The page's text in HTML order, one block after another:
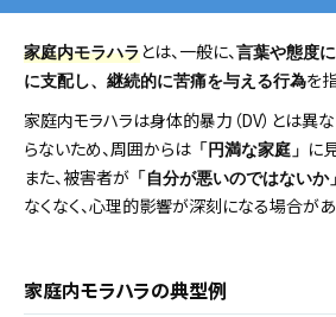
家庭内モラハラとは、一般に、言葉や態度
に支配し、継続的に苦痛を与える行為を
家庭内モラハラは身体的暴力（DV）とは異
らないため、周囲からは 「円満な家庭」 に
また、被害者が 「自分が悪いのではないか」
なくなく、心理的影響が深刻になる場合があ
家庭内モラハラの典型例